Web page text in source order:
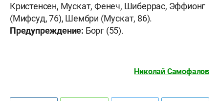
Кристенсен, Мускат, Фенеч, Шиберрас, Эффионг
(Мифсуд, 76), Шембри (Мускат, 86).
Предупреждение: Борг (55).
Николай Самофалов